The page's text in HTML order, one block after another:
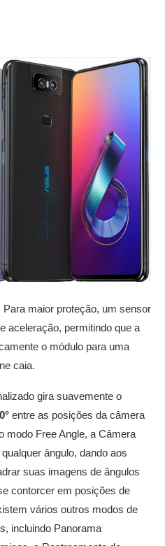
maior proteção, um sensor
aceleração, permitindo que a
o módulo para uma
caia.
gira suavemente o
entre as posições da câmera
modo Free Angle, a Câmera
ângulo, dando aos
suas imagens de ângulos
contorcer em posições de
vários outros modos de
incluindo Panorama